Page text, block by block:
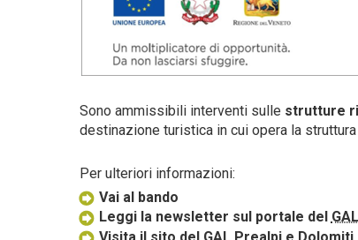
Sono ammissibili interventi sulle strutture
destinazione turistica in cui opera la
Per ulteriori informazioni:
Vai al bando
Leggi la newsletter sul portale del GAL